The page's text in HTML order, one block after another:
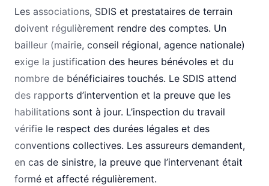
Les associations, SDIS et prestataires de terrain
doivent régulièrement rendre des comptes. Un
bailleur (mairie, conseil régional, agence nationale)
exige la justification des heures bénévoles et du
nombre de bénéficiaires touchés. Le SDIS attend
des rapports d’intervention et la preuve que les
habilitations sont à jour. L’inspection du travail
vérifie le respect des durées légales et des
conventions collectives. Les assureurs demandent,
en cas de sinistre, la preuve que l’intervenant était
formé et affecté régulièrement.